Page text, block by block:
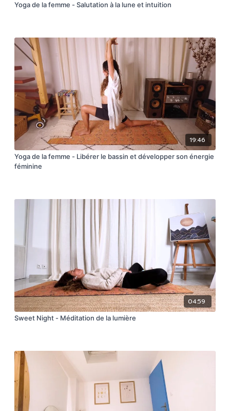
Yoga de la femme - Salutation à la lune et intuition
19:46
Yoga de la femme - Libérer le bassin et développer son énergie
féminine
04:59
Sweet Night - Méditation de la lumière